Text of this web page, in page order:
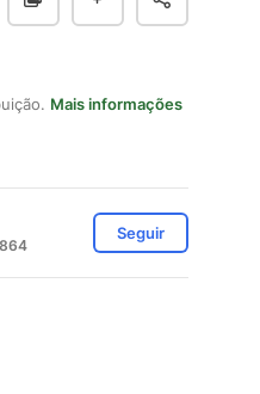
Mais informações
Seguir